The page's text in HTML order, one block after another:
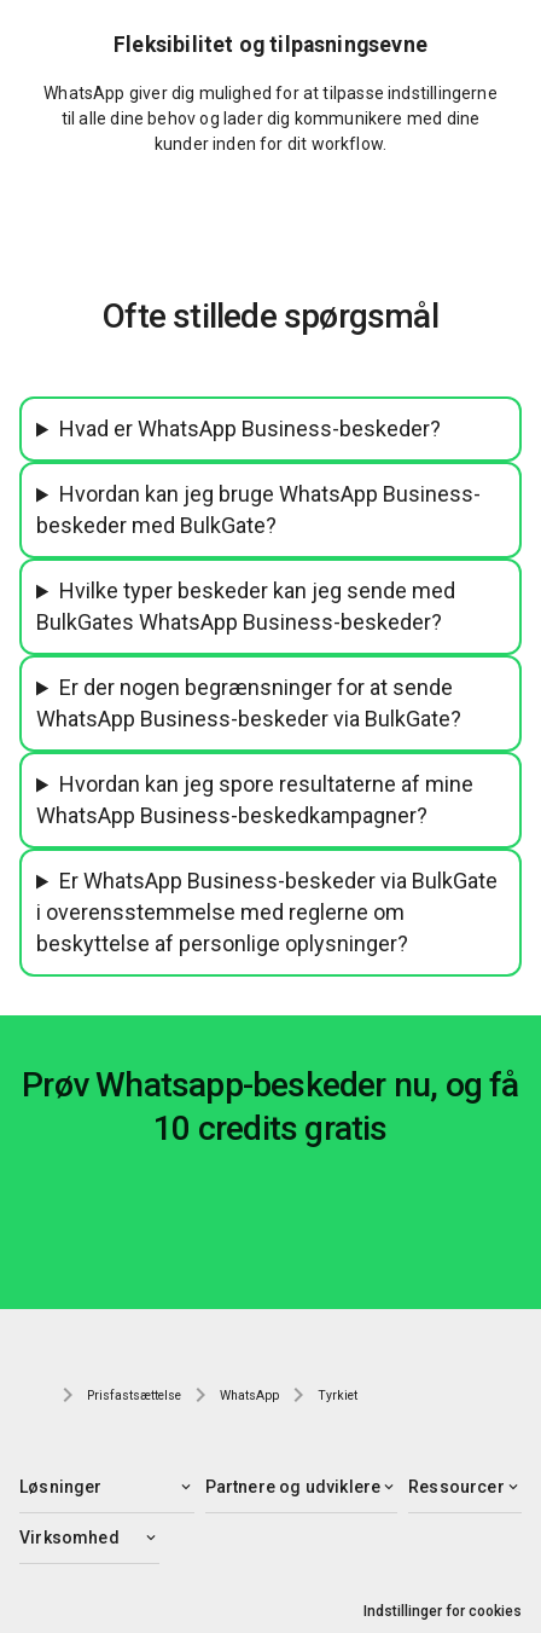
Fleksibilitet og tilpasningsevne
WhatsApp giver dig mulighed for at tilpasse indstillingerne
til alle dine behov og lader dig kommunikere med dine
kunder inden for dit workflow.
Ofte stillede spørgsmål
Hvad er WhatsApp Business-beskeder?
Hvordan kan jeg bruge WhatsApp Business-
beskeder med BulkGate?
Hvilke typer beskeder kan jeg sende med
BulkGates WhatsApp Business-beskeder?
Er der nogen begrænsninger for at sende
WhatsApp Business-beskeder via BulkGate?
Hvordan kan jeg spore resultaterne af mine
WhatsApp Business-beskedkampagner?
Er WhatsApp Business-beskeder via BulkGate
i overensstemmelse med reglerne om
beskyttelse af personlige oplysninger?
Prøv Whatsapp-beskeder nu, og få
10 credits gratis
Prisfastsættelse WhatsApp Tyrkiet
Løsninger Partnere og udviklere Ressourcer
Virksomhed
Indstillinger for cookies